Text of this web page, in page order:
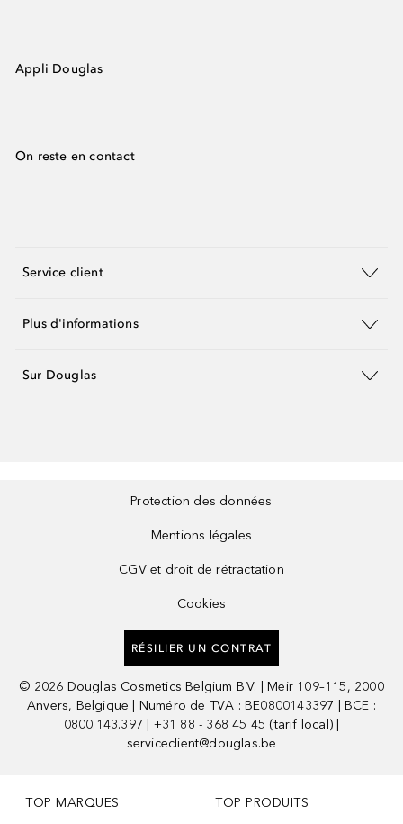
Appli Douglas
On reste en contact
Service client
Plus d'informations
Sur Douglas
Protection des données
Mentions légales
CGV et droit de rétractation
Cookies
RÉSILIER UN CONTRAT
© 2026 Douglas Cosmetics Belgium B.V. | Meir 109–115, 2000
Anvers, Belgique | Numéro de TVA : BE0800143397 | BCE :
0800.143.397 | +31 88 - 368 45 45 (tarif local) |
serviceclient@douglas.be
TOP MARQUES TOP PRODUITS